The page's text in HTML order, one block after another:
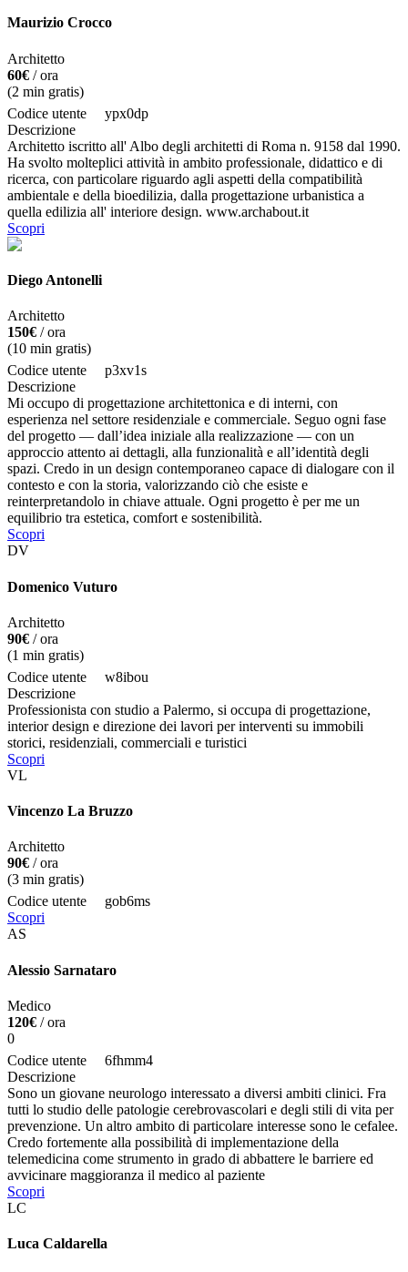
Maurizio Crocco
Architetto
60€ / ora
(2 min gratis)
Codice utente
ypx0dp
Descrizione
Architetto iscritto all' Albo degli architetti di Roma n. 9158 dal 1990.
Ha svolto molteplici attività in ambito professionale, didattico e di
ricerca, con particolare riguardo agli aspetti della compatibilità
ambientale e della bioedilizia, dalla progettazione urbanistica a
quella edilizia all' interiore design. www.archabout.it
Scopri
Diego Antonelli
Architetto
150€ / ora
(10 min gratis)
Codice utente
p3xv1s
Descrizione
Mi occupo di progettazione architettonica e di interni, con
esperienza nel settore residenziale e commerciale. Seguo ogni fase
del progetto — dall’idea iniziale alla realizzazione — con un
approccio attento ai dettagli, alla funzionalità e all’identità degli
spazi. Credo in un design contemporaneo capace di dialogare con il
contesto e con la storia, valorizzando ciò che esiste e
reinterpretandolo in chiave attuale. Ogni progetto è per me un
equilibrio tra estetica, comfort e sostenibilità.
Scopri
DV
Domenico Vuturo
Architetto
90€ / ora
(1 min gratis)
Codice utente
w8ibou
Descrizione
Professionista con studio a Palermo, si occupa di progettazione,
interior design e direzione dei lavori per interventi su immobili
storici, residenziali, commerciali e turistici
Scopri
VL
Vincenzo La Bruzzo
Architetto
90€ / ora
(3 min gratis)
Codice utente
gob6ms
Scopri
AS
Alessio Sarnataro
Medico
120€ / ora
0
Codice utente
6fhmm4
Descrizione
Sono un giovane neurologo interessato a diversi ambiti clinici. Fra
tutti lo studio delle patologie cerebrovascolari e degli stili di vita per
prevenzione. Un altro ambito di particolare interesse sono le cefalee.
Credo fortemente alla possibilità di implementazione della
telemedicina come strumento in grado di abbattere le barriere ed
avvicinare maggioranza il medico al paziente
Scopri
LC
Luca Caldarella